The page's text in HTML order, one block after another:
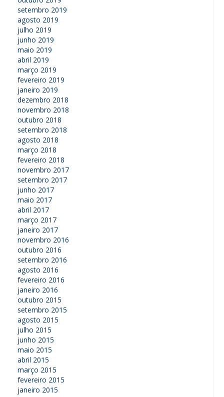
setembro 2019
agosto 2019
julho 2019
junho 2019
maio 2019
abril 2019
março 2019
fevereiro 2019
janeiro 2019
dezembro 2018
novembro 2018
outubro 2018
setembro 2018
agosto 2018
março 2018
fevereiro 2018
novembro 2017
setembro 2017
junho 2017
maio 2017
abril 2017
março 2017
janeiro 2017
novembro 2016
outubro 2016
setembro 2016
agosto 2016
fevereiro 2016
janeiro 2016
outubro 2015
setembro 2015
agosto 2015
julho 2015
junho 2015
maio 2015
abril 2015
março 2015
fevereiro 2015
janeiro 2015